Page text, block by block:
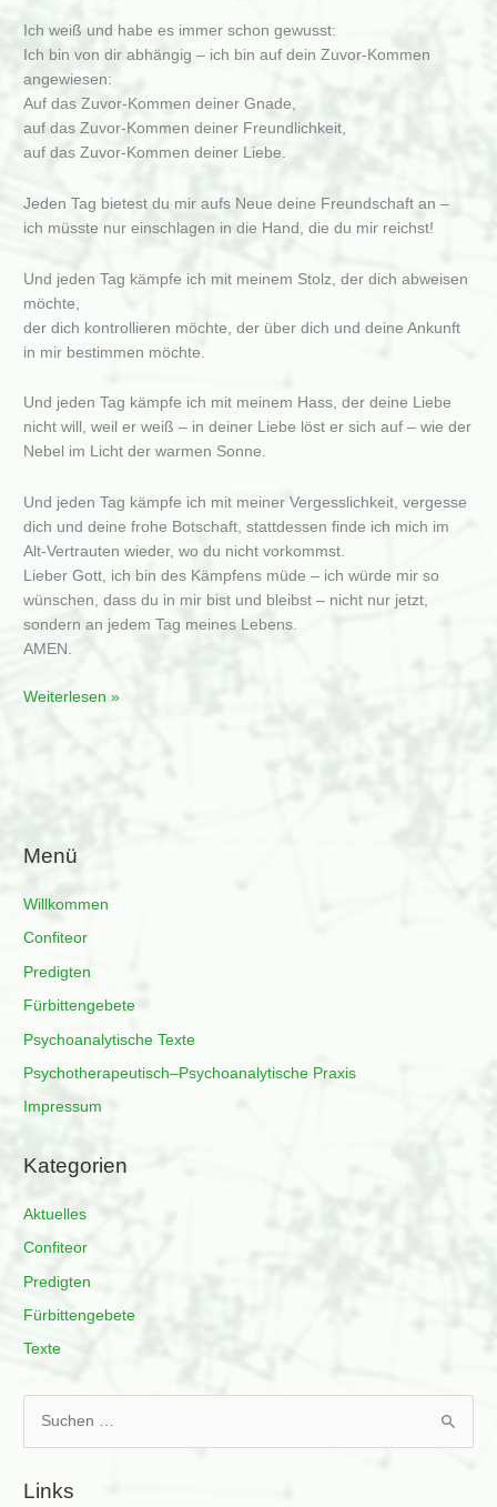
Menü
Willkommen
Confiteor
Predigten
Fürbittengebete
Psychoanalytische Texte
Psychotherapeutisch–Psychoanalytische Praxis
Impressum
Kategorien
Aktuelles
Confiteor
Predigten
Fürbittengebete
Texte
h
Links
Ich weiß und habe es immer schon gewusst:
Ich bin von dir abhängig – ich bin auf dein Zuvor-Kommen
angewiesen:
Auf das Zuvor-Kommen deiner Gnade,
auf das Zuvor-Kommen deiner Freundlichkeit,
auf das Zuvor-Kommen deiner Liebe.
Jeden Tag bietest du mir aufs Neue deine Freundschaft an –
ich müsste nur einschlagen in die Hand, die du mir reichst!
Und jeden Tag kämpfe ich mit meinem Stolz, der dich abweisen
möchte,
der dich kontrollieren möchte, der über dich und deine Ankunft
in mir bestimmen möchte.
Und jeden Tag kämpfe ich mit meinem Hass, der deine Liebe
nicht will, weil er weiß – in deiner Liebe löst er sich auf – wie der
Nebel im Licht der warmen Sonne.
Und jeden Tag kämpfe ich mit meiner Vergesslichkeit, vergesse
dich und deine frohe Botschaft, stattdessen finde ich mich im
Alt-Vertrauten wieder, wo du nicht vorkommst.
Lieber Gott, ich bin des Kämpfens müde – ich würde mir so
wünschen, dass du in mir bist und bleibst – nicht nur jetzt,
sondern an jedem Tag meines Lebens.
AMEN.
Fürbittengebet
Weiterlesen »